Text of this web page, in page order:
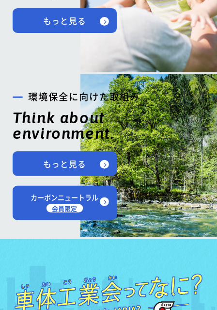
もっと見る
環境保全に向けた取組み
Think about
environment.
もっと見る
カーボンニュートラル
会員限定